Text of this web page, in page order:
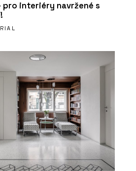
pro interiéry navržené s